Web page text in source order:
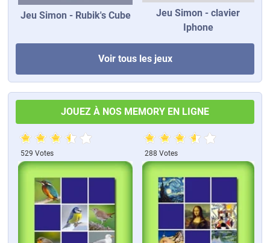
Jeu Simon - Rubik's Cube
Jeu Simon - clavier
Iphone
Voir tous les jeux
JOUEZ À NOS MEMORY EN LIGNE
529 Votes 288 Votes